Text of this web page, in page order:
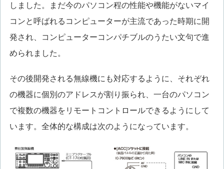
しました。まだ今のパソコン程の性能や機能がないマイ
コンと呼ばれるコンピューターが主流であった時期に開
発され、コンピューターコンパチブルのうたい文句で進
められました。
その後開発される無線機にも対応するように、それぞれ
の機器に個別のアドレスが割り振られ、一台のパソコン
で複数の機器をリモートコントロールできるようにして
います。全体的な構成は次のようになっています。